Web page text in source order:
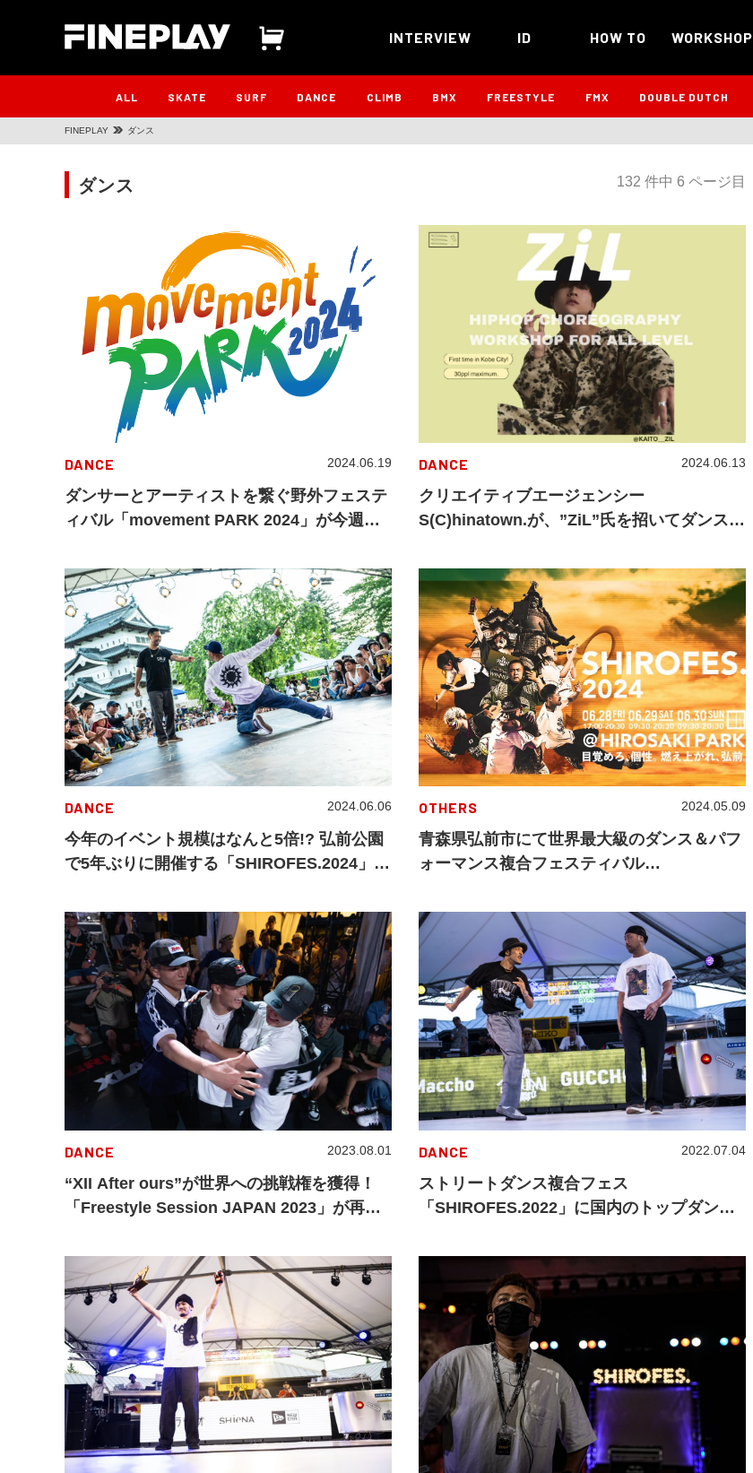
INTERVIEW ID HOW TO WORKSHOP
ALL SKATE SURF DANCE CLIMB BMX FREESTYLE FMX DOUBLE DUTCH
FINEPLAY ダンス
132 件中 6 ページ目
ダンス
DANCE
ダンサーとアーティストを繋ぐ野外フェステ
ィバル「movement PARK 2024」が今週末
2024.06.19 DANCE
クリエイティブエージェンシー
S(C)hinatown.が、”ZiL”氏を招いてダンス
2024.06.13
DANCE
今年のイベント規模はなんと5倍!? 弘前公園
で5年ぶりに開催する「SHIROFES.2024」の
2024.06.06 OTHERS
青森県弘前市にて世界最大級のダンス＆パフ
ォーマンス複合フェスティバル
に開催決定！
2024.05.09
DANCE
“XII After ours”が世界への挑戦権を獲得！
「Freestyle Session JAPAN 2023」が再び
2023.08.01 DANCE
ストリートダンス複合フェス
「SHIROFES.2022」に国内のトップダンサ
2022.07.04